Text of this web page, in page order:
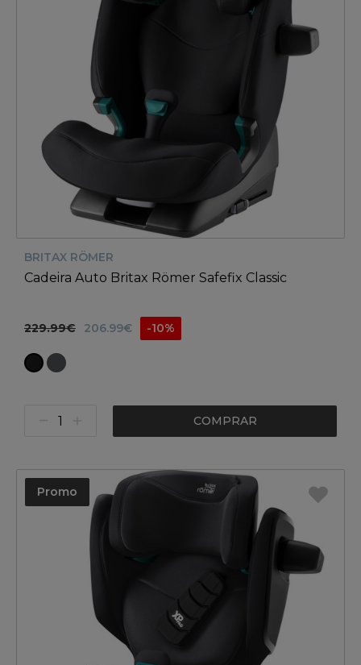
BRITAX RÖMER
Cadeira Auto Britax Römer Safefix Classic
229.99€ 206.99€ -10%
COMPRAR
Promo